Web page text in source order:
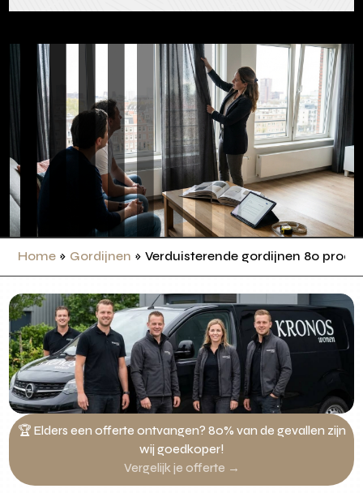
Home » Gordijnen »Verduisterende gordijnen 80
🏆 Elders een offerte ontvangen? 80% van de gevallen zijn
wij goedkoper!
Vergelijk je offerte →